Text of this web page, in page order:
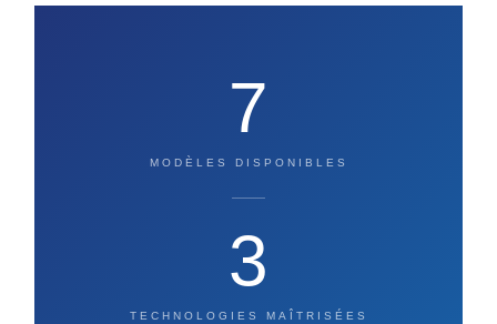
7
MODÈLES DISPONIBLES
3
TECHNOLOGIES MAÎTRISÉES